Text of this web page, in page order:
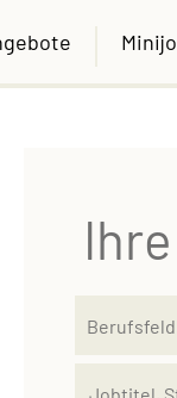
Ihre